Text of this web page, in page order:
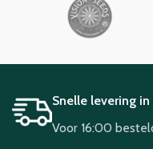
Snelle levering in
Voor 16:00